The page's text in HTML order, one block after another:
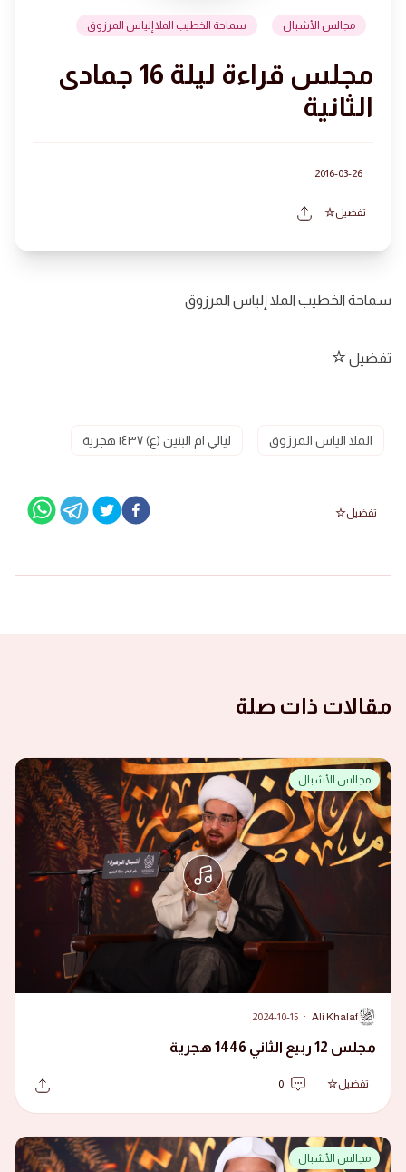
مجالس الأشبال سماحة الخطيب الملا إلياس المرزوق
مجلس قراءة ليلة 16 جمادى
الثانية
2016-03-26
تفضيل
سماحة الخطيب الملا إلياس المرزوق
تفضيل
الملا الياس المرزوق ليالي ام البنين (ع) ١٤٣٧ هجرية
تفضيل
مقالات ذات صلة
مجالس الأشبال
A
Ali Khalaf
·
2024-10-15
مجلس 12 ربيع الثاني 1446 هجرية
تفضيل 0
مجالس الأشبال